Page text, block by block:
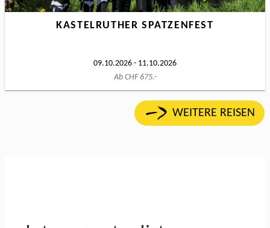
KASTELRUTHER SPATZENFEST
09.10.2026 - 11.10.2026
Ab CHF 675.-
WEITERE REISEN